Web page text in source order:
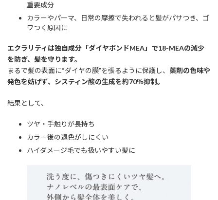
重要成分
カラーやパーマ、日常の摩擦で失われると髪がパサつき、ゴ
ワつく原因に
エクラリティは独自成分「ダイヤボンドMEA」で18-MEAの減少
を防ぎ、髪を守ります。
まるで髪の表面に“ダイヤの膜”を張るように保護し、 薬剤の色味や
発色を妨げず、システィン酸の生成を約70％抑制。
結果として、
ツヤ・手触りが長持ち
カラー後の退色がしにくい
ハイダメージ毛でも扱いやすい髪に